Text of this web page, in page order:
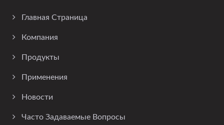
Главная Страница
Компания
Продукты
Применения
Новости
Часто Задаваемые Вопросы